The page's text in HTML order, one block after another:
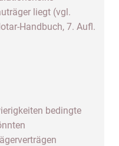
liegt (vgl.
Handbuch, 7. Aufl.
bedingte